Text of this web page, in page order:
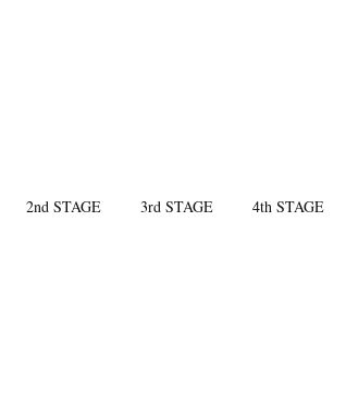
2nd STAGE 3rd STAGE 4th STAGE